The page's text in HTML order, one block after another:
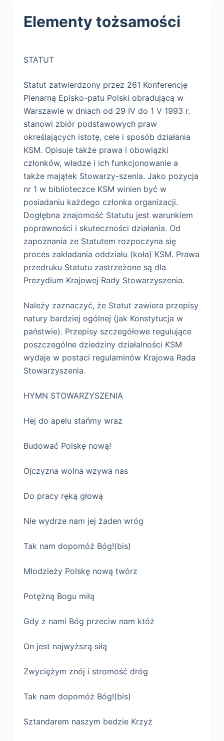
Elementy tożsamości
STATUT
Statut zatwierdzony przez 261 Konferencję
Plenarną Episko-patu Polski obradującą w
Warszawie w dniach od 29 IV do 1 V 1993 r.
stanowi zbiór podstawowych praw
określających istotę, cele i sposób działania
KSM. Opisuje także prawa i obowiązki
członków, władze i ich funkcjonowanie a
także majątek Stowarzy-szenia. Jako pozycja
nr 1 w biblioteczce KSM winien być w
posiadaniu każdego członka organizacji.
Dogłębna znajomość Statutu jest warunkiem
poprawności i skuteczności działania. Od
zapoznania ze Statutem rozpoczyna się
proces zakładania oddziału (koła) KSM. Prawa
przedruku Statutu zastrzeżone są dla
Prezydium Krajowej Rady Stowarzyszenia.
Należy zaznaczyć, że Statut zawiera przepisy
natury bardziej ogólnej (jak Konstytucja w
państwie). Przepisy szczegółowe regulujące
poszczególne dziedziny działalności KSM
wydaje w postaci regulaminów Krajowa Rada
Stowarzyszenia.
HYMN STOWARZYSZENIA
Hej do apelu stańmy wraz
Budować Polskę nową!
Ojczyzna wolna wzywa nas
Do pracy ręką głową
Nie wydrze nam jej żaden wróg
Tak nam dopomóż Bóg!(bis)
Młodzieży Polskę nową twórz
Potężną Bogu miłą
Gdy z nami Bóg przeciw nam któż
On jest najwyższą siłą
Zwyciężym znój i stromość dróg
Tak nam dopomóż Bóg!(bis)
Sztandarem naszym bedzie Krzyż